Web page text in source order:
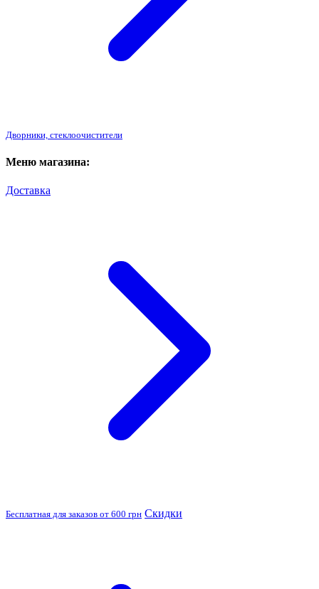
Дворники, стеклоочистители
Меню магазина:
Доставка
Бесплатная для заказов от 600 грн Скидки